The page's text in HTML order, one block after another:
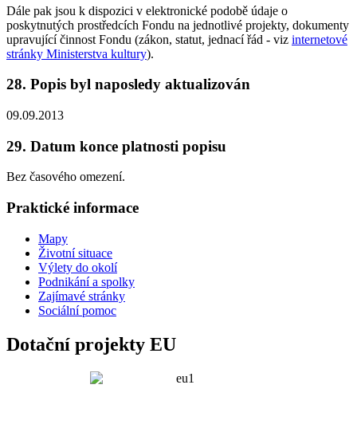
Dále pak jsou k dispozici v elektronické podobě údaje o
poskytnutých prostředcích Fondu na jednotlivé projekty, dokumenty
upravující činnost Fondu (zákon, statut, jednací řád - viz internetové
stránky Ministerstva kultury).
28. Popis byl naposledy aktualizován
09.09.2013
29. Datum konce platnosti popisu
Bez časového omezení.
Praktické informace
Mapy
Životní situace
Výlety do okolí
Podnikání a spolky
Zajímavé stránky
Sociální pomoc
Dotační projekty EU